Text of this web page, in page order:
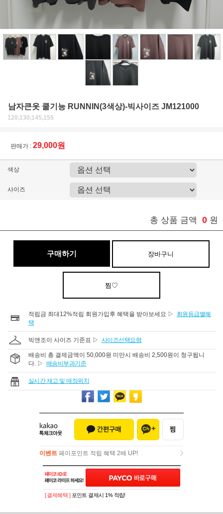
남자큰옷 쿨기능 RUNNIN(3색상)-빅사이즈 JM121000
120,130,145,155
판매가 : 29,000원
색상
사이즈
총 상품 금액 0 원
구매하기 장바구니
찜♡
적립금 최대12%적립 회원가입후 혜택을 받아보세요 ▷
회원등급별혜
택
빅앤조이 사이즈 기준표 ▷ 사이즈선택요령
배송비 총 결제금액이 50,000원 미만시 배송비 2,500원이 청구됩니
다. ▷ 배송비부과기준
실시간 재고 및 매장위치
이벤트 페이포인트 적립 혜택 2배 UP!
이벤트페이포인트 적립 혜택 2배 UP!
[ 결제혜택 ] 포인트 결제시 1% 적립!